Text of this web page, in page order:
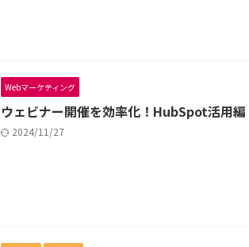
Webマーケティング
ウェビナー開催を効率化！HubSpot活用編
2024/11/27